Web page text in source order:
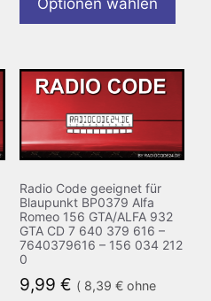
Radio Code geeignet für
Blaupunkt BP0379 Alfa
Romeo 156 GTA/ALFA 932
GTA CD 7 640 379 616 –
7640379616 – 156 034 212
0
9,99 € ( 8,39 €ohne